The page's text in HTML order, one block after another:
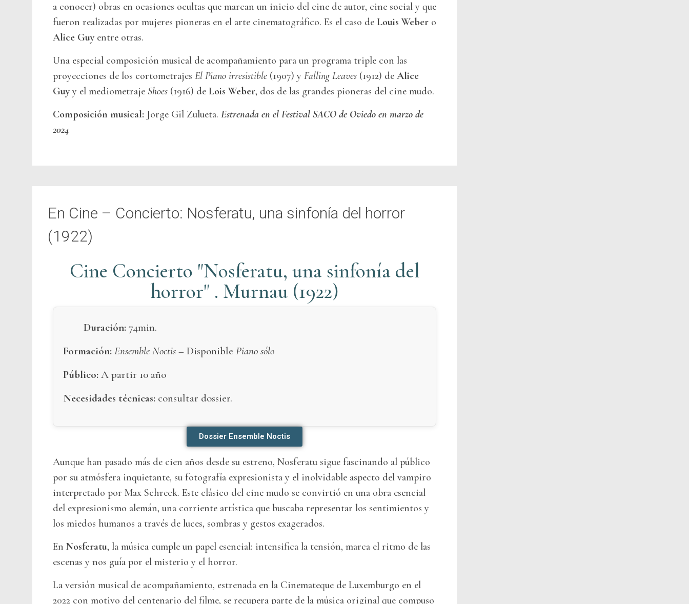
a conocer) obras en ocasiones ocultas que marcan un inicio del cine de autor, cine social y que
fueron realizadas por mujeres pioneras en el arte cinematográfico. Es el caso de Louis Weber o
Alice Guy entre otras.
Una especial composición musical de acompañamiento para un programa triple con las
proyecciones de los cortometrajes El Piano irresistible (1907) y Falling Leaves (1912) de Alice
Guy y el mediometraje Shoes (1916) de Lois Weber, dos de las grandes pioneras del cine mudo.
Composición musical: Jorge Gil Zulueta. Estrenada en el Festival SACO de Oviedo en marzo de
2024
En Cine – Concierto: Nosferatu, una sinfonía del horror
(1922)
Cine Concierto "Nosferatu, una sinfonía del
horror" . Murnau (1922)
Duración: 74min.
Formación: Ensemble Noctis – Disponible Piano sólo
Público: A partir 10 año
Necesidades técnicas: consultar dossier.
Dossier Ensemble Noctis
Aunque han pasado más de cien años desde su estreno, Nosferatu sigue fascinando al público
por su atmósfera inquietante, su fotografía expresionista y el inolvidable aspecto del vampiro
interpretado por Max Schreck. Este clásico del cine mudo se convirtió en una obra esencial
del expresionismo alemán, una corriente artística que buscaba representar los sentimientos y
los miedos humanos a través de luces, sombras y gestos exagerados.
En Nosferatu, la música cumple un papel esencial: intensifica la tensión, marca el ritmo de las
escenas y nos guía por el misterio y el horror.
La versión musical de acompañamiento, estrenada en la Cinemateque de Luxemburgo en el
2022 con motivo del centenario del filme, se recupera parte de la música original que compuso